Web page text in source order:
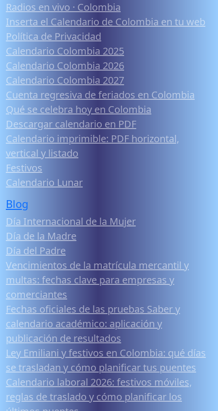
Radios en vivo · Colombia
Inserta el Calendario de Colombia en tu web
Política de Privacidad
Calendario Colombia 2025
Calendario Colombia 2026
Calendario Colombia 2027
Cuenta regresiva de feriados en Colombia
Qué se celebra hoy en Colombia
Descargar calendario en PDF
Calendario imprimible: PDF horizontal,
vertical y listado
Festivos
Calendario Lunar
Blog
Día Internacional de la Mujer
Día de la Madre
Día del Padre
Vencimientos de la matrícula mercantil y
multas: fechas clave para empresas y
comerciantes
Fechas oficiales de las pruebas Saber y
calendario académico: aplicación y
publicación de resultados
Ley Emiliani y festivos en Colombia: qué días
se trasladan y cómo planificar tus puentes
Calendario laboral 2026: festivos móviles,
reglas de traslado y cómo planificar los